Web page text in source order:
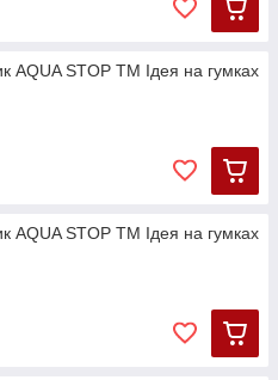
заказа хорошего
AQUA STOP ТМ Ідея на гумках
AQUA STOP ТМ Ідея на гумках